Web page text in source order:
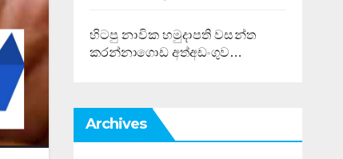
හිටපු නාවික හමුදාපති වසන්ත
කරන්නාගොඩ අත්අඩංගුව…
Archives